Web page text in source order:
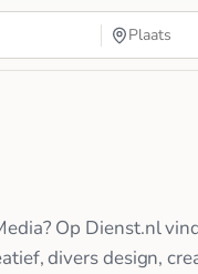
Op Dienst.nl
divers design,